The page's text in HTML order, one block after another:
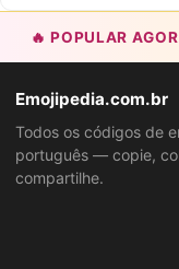
🔥 POPULAR
Emojipedia.com.br
Todos os códigos de
português — copie,
compartilhe.